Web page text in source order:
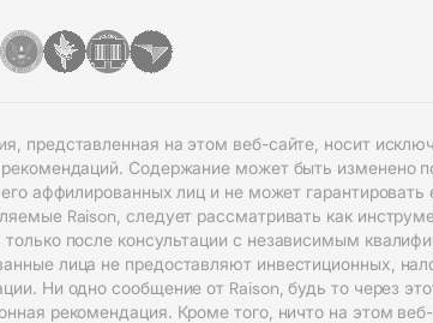
представленная на этом веб-сайте, носит
Содержание может быть изменено
его аффилированных лиц и не может
Raison, следует рассматривать как
после консультации с независимым
лица не предоставляют инвестиционных,
Ни одно сообщение от Raison, будь то через
рекомендация. Кроме того, ничто на этом